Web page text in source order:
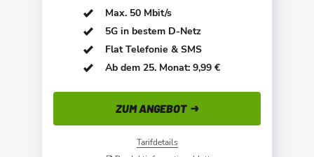
Max. 50 Mbit/s
5G in bestem D-Netz
Flat Telefonie & SMS
Ab dem 25. Monat: 9,99 €
ZUM ANGEBOT
Tarifdetails